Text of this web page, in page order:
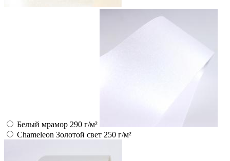
Белый мрамор 290 г/м²
Chameleon Золотой свет 250 г/м²